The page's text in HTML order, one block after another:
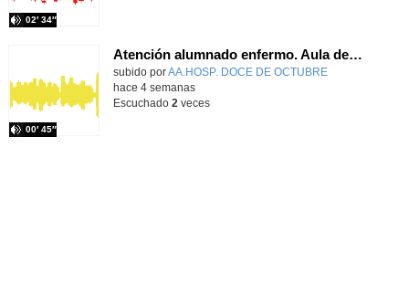
02′ 34″
Atención alumnado enfermo. Aula dentro del hospital. Rosa María Poza Hervás
Contenido educativo.
subido porAA.HOSP. DOCE DE OCTUBRE
00′ 45″
-
hace 4 semanas
Escuchado 2 veces